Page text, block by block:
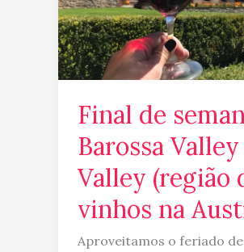
Final de
Barossa
Valley (região
vinhos na
Aproveitamos o feriado
Clare
Valley
(região
de
na
Australia)